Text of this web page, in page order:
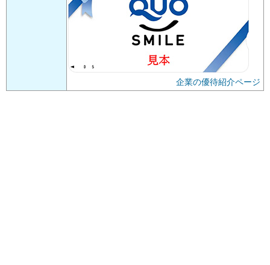
企業の優待紹介ページ